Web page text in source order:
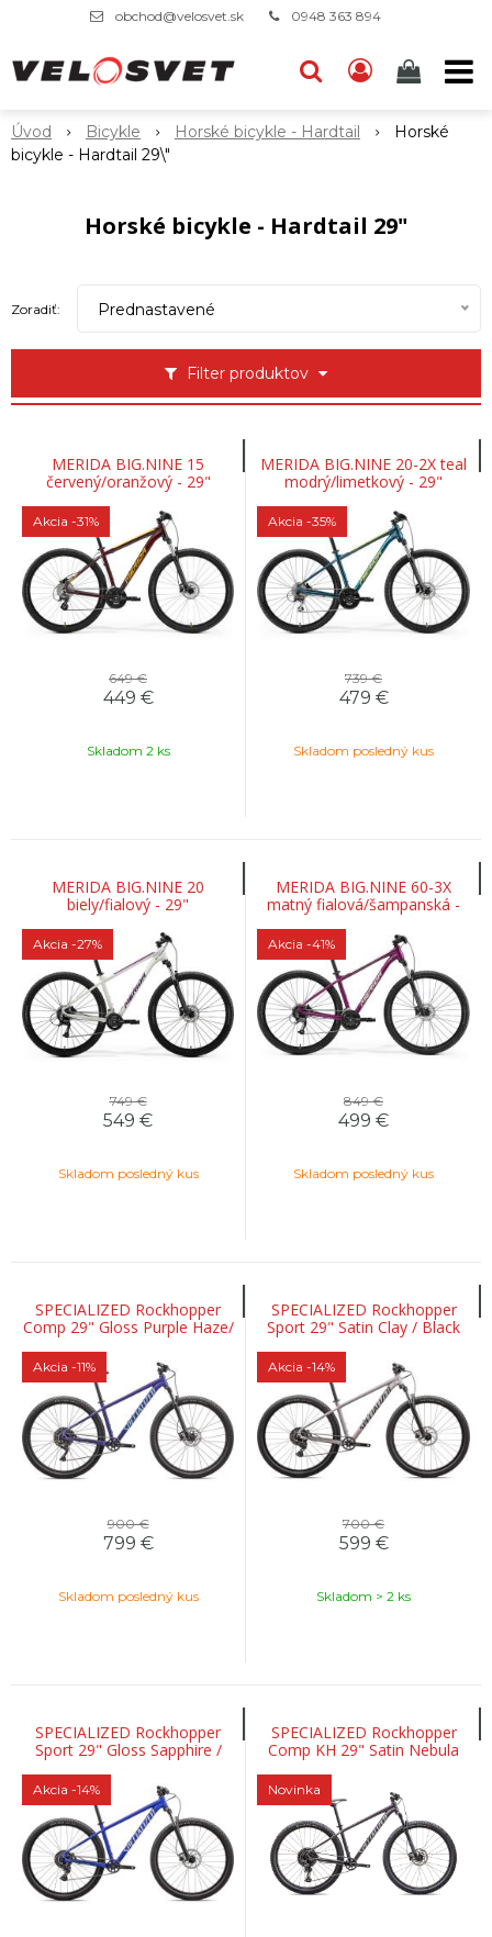
obchod@velosvet.sk 0948 363 894
Úvod Bicykle Horské bicykle - Hardtail
Horské
bicykle - Hardtail 29\"
Horské bicykle - Hardtail 29"
Filter produktov
Zoradiť: Prednastavené
MERIDA BIG.NINE 15
červený/oranžový - 29"
Akcia -31%
649 €
449 €
Skladom 2 ks
MERIDA BIG.NINE 20-2X teal
modrý/limetkový - 29"
Akcia -35%
739 €
479 €
Skladom posledný kus
MERIDA BIG.NINE 20
biely/fialový - 29"
Akcia -27%
749 €
549 €
Skladom posledný kus
MERIDA BIG.NINE 60-3X
matný fialová/šampanská -
Akcia -41%
849 €
499 €
Skladom posledný kus
SPECIALIZED Rockhopper
Comp 29" Gloss Purple Haze/
Akcia -11%
900 €
799 €
Skladom posledný kus
SPECIALIZED Rockhopper
Sport 29" Satin Clay / Black
Akcia -14%
700 €
599 €
Skladom > 2 ks
SPECIALIZED Rockhopper
Sport 29" Gloss Sapphire /
Dune White
Akcia -14%
SPECIALIZED Rockhopper
Comp KH 29" Satin Nebula
Metallic / Dolomite Metallic
Novinka